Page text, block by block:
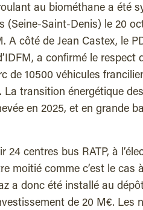
au biométhane a été
(Seine-Saint-Denis) le 20
côté de Jean Castex, le
a confirmé le respect
de 10500 véhicules
transition énergétique
en 2025, et en grande
centres bus RATP, à
moitié comme c’est le cas
a donc été installé au
de 20 M€. Les